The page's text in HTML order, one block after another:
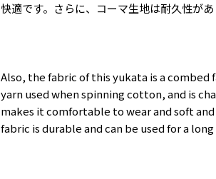
快適です。さらに、コーマ生地は耐久性が
Also, the fabric of this yukata is a combed
yarn used when spinning cotton, and is
makes it comfortable to wear and soft
fabric is durable and can be used for a